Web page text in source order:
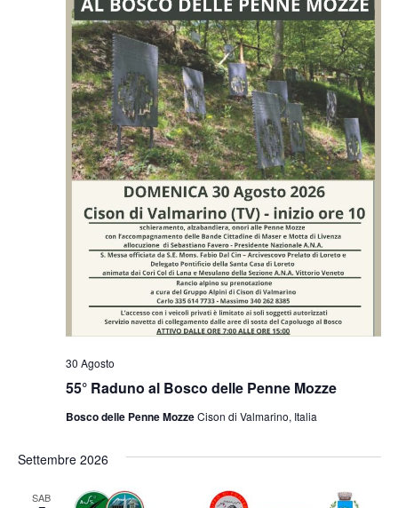
55° Raduno al Bosco delle Penne Mozze
30 Agosto
Bosco delle Penne MozzeCison di Valmarino, Italia
Settembre 2026
SAB